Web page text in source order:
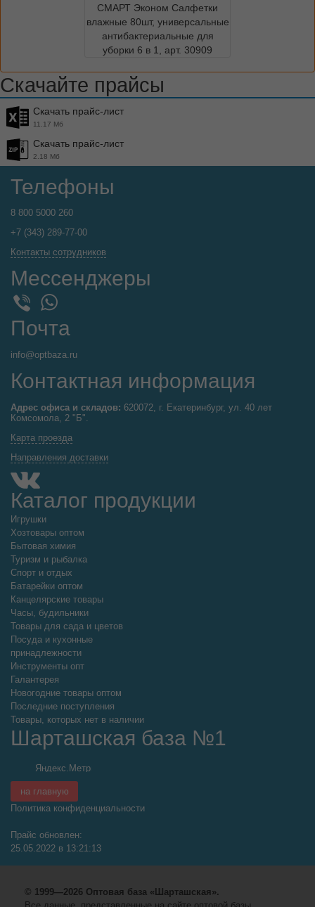
СМАРТ Эконом Салфетки
влажные 80шт, универсальные
антибактериальные для
уборки 6 в 1, арт. 30909
Скачайте прайсы
Скачать прайс-лист
11.17 Мб
Скачать прайс-лист
2.18 Мб
Телефоны
8 800 5000 260
+7 (343) 289-77-00
Контакты сотрудников
Мессенджеры
WhatsApp
Почта
info@optbaza.ru
Контактная информация
Адрес офиса и складов: 620072, г. Екатеринбург, ул. 40 лет
Комсомола, 2 "Б".
Карта проезда
Направления доставки
Каталог продукции
Игрушки
Хозтовары оптом
Бытовая химия
Туризм и рыбалка
Спорт и отдых
Батарейки оптом
Канцелярские товары
Часы, будильники
Товары для сада и цветов
Посуда и кухонные
принадлежности
Инструменты опт
Галантерея
Новогодние товары оптом
Последние поступления
Товары, которых нет в наличии
Шарташская база №1
на главную
Политика конфиденциальности
Прайс обновлен:
25.05.2022 в 13:21:13
© 1999—2026 Оптовая база «Шарташская».